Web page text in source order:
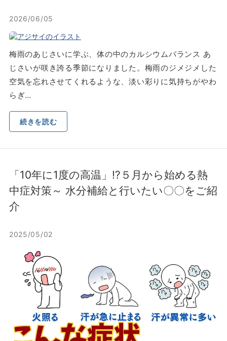
2026/06/05
梅⾬のあじさいに学ぶ、体の中のカルシウムバランス あ
じさいが咲き誇る季節になりました。梅⾬のジメジメした
空気を忘れさせてくれるような、淡い彩りに気持ちがやわ
らぎ…
続きを読む
「10年に1度の高温」⁉５月から始める熱
中症対策～ 水分補給と行いたい〇〇をご紹
介
2025/05/02